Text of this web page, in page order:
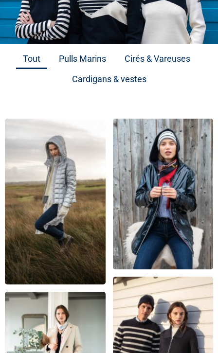
Tout Pulls Marins
Cirés & Vareuses
Cardigans & vestes